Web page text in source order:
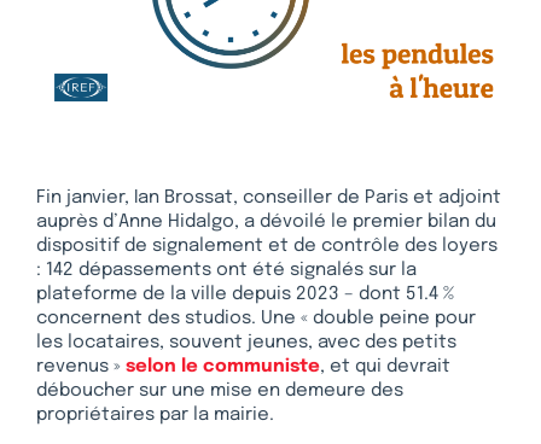
Fin janvier, Ian Brossat, conseiller de Paris et adjoint
auprès d’Anne Hidalgo, a dévoilé le premier bilan du
dispositif de signalement et de contrôle des loyers
: 142 dépassements ont été signalés sur la
plateforme de la ville depuis 2023 – dont 51.4 %
concernent des studios. Une « double peine pour
les locataires, souvent jeunes, avec des petits
revenus » selon le communiste, et qui devrait
déboucher sur une mise en demeure des
propriétaires par la mairie.